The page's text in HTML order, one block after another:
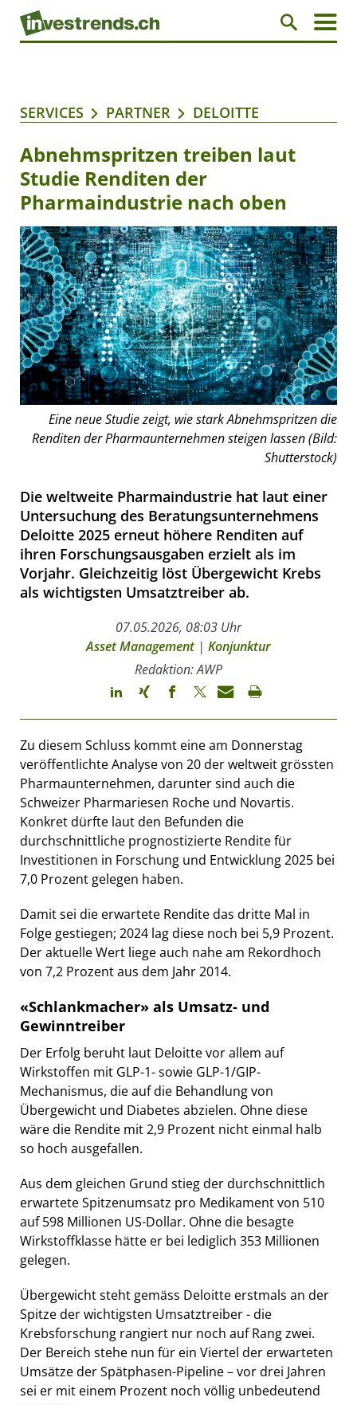
SERVICES PARTNER DELOITTE
Abnehmspritzen treiben laut
Studie Renditen der
Pharmaindustrie nach oben
Eine neue Studie zeigt, wie stark Abnehmspritzen die
Renditen der Pharmaunternehmen steigen lassen (Bild:
Shutterstock)
Die weltweite Pharmaindustrie hat laut einer
Untersuchung des Beratungsunternehmens
Deloitte 2025 erneut höhere Renditen auf
ihren Forschungsausgaben erzielt als im
Vorjahr. Gleichzeitig löst Übergewicht Krebs
als wichtigsten Umsatztreiber ab.
07.05.2026, 08:03 Uhr
Asset Management| Konjunktur
Redaktion: AWP
Zu diesem Schluss kommt eine am Donnerstag
veröffentlichte Analyse von 20 der weltweit grössten
Pharmaunternehmen, darunter sind auch die
Schweizer Pharmariesen Roche und Novartis.
Konkret dürfte laut den Befunden die
durchschnittliche prognostizierte Rendite für
Investitionen in Forschung und Entwicklung 2025 bei
7,0 Prozent gelegen haben.
Damit sei die erwartete Rendite das dritte Mal in
Folge gestiegen; 2024 lag diese noch bei 5,9 Prozent.
Der aktuelle Wert liege auch nahe am Rekordhoch
von 7,2 Prozent aus dem Jahr 2014.
«Schlankmacher» als Umsatz- und
Gewinntreiber
Der Erfolg beruht laut Deloitte vor allem auf
Wirkstoffen mit GLP-1- sowie GLP-1/GIP-
Mechanismus, die auf die Behandlung von
Übergewicht und Diabetes abzielen. Ohne diese
wäre die Rendite mit 2,9 Prozent nicht einmal halb
so hoch ausgefallen.
Aus dem gleichen Grund stieg der durchschnittlich
erwartete Spitzenumsatz pro Medikament von 510
auf 598 Millionen US-Dollar. Ohne die besagte
Wirkstoffklasse hätte er bei lediglich 353 Millionen
gelegen.
Übergewicht steht gemäss Deloitte erstmals an der
Spitze der wichtigsten Umsatztreiber - die
Krebsforschung rangiert nur noch auf Rang zwei.
Der Bereich stehe nun für ein Viertel der erwarteten
Umsätze der Spätphasen-Pipeline – vor drei Jahren
sei er mit einem Prozent noch völlig unbedeutend